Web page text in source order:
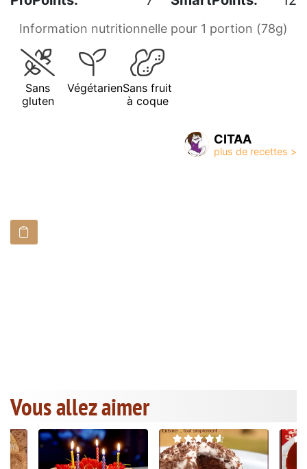
Information nutritionnelle pour 1 portion (78g)
Sans
gluten
VégétarienSans fruit
à coque
CITAA
Vous allez aimer